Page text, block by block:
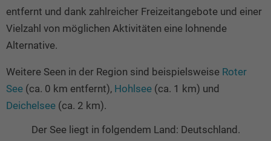
entfernt und dank zahlreicher Freizeitangebote und einer
Vielzahl von möglichen Aktivitäten eine lohnende
Alternative.
Weitere Seen in der Region sind beispielsweise Roter
See (ca. 0 km entfernt), Hohlsee (ca. 1 km) und
Deichelsee (ca. 2 km).
Der See liegt in folgendem Land: Deutschland.